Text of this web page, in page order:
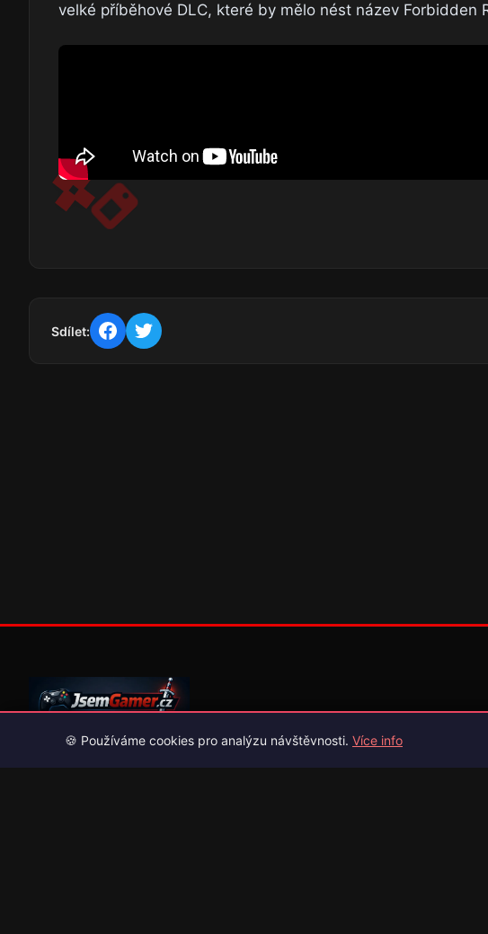
velké příběhové DLC, které by mělo nést název Forbidden
Sdílet:
Váš průvodce světem videoher. Novinky, recenze a česko-slovenské
překlady her.
🍪 Používáme cookies pro analýzu návštěvnosti. Více info